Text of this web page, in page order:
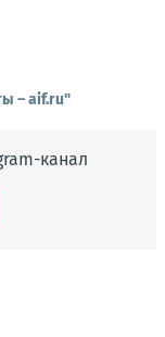
– aif.ru"
канал